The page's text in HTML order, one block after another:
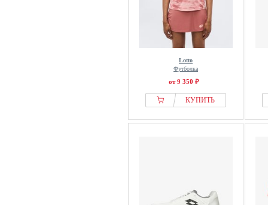
Lotto
Футболка
от 9 350 ₽
КУПИТЬ